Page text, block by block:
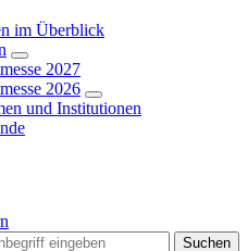
im Überblick
2027
2026
und Institutionen
Suchen